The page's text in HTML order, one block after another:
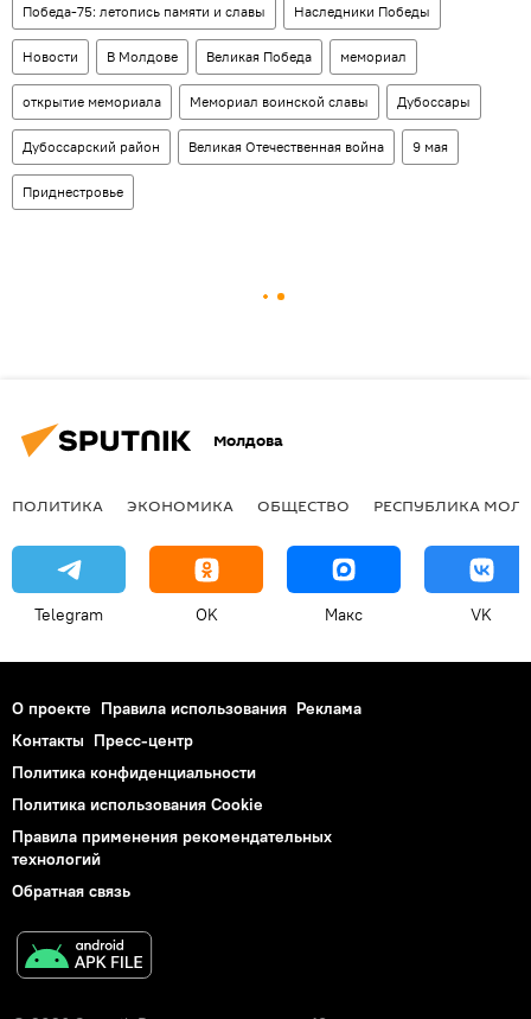
Победа-75: летопись памяти и славы Наследники Победы
Новости В Молдове Великая Победа мемориал
открытие мемориала Мемориал воинской славы Дубоссары
Дубоссарский район Великая Отечественная война 9 мая
Приднестровье
Молдова
ПОЛИТИКА ЭКОНОМИКА ОБЩЕСТВО РЕСПУБЛИКА
Telegram OK Макс VK
О проекте Правила использования Реклама
Контакты Пресс-центр
Политика конфиденциальности
Политика использования Cookie
Правила применения рекомендательных
технологий
Обратная связь